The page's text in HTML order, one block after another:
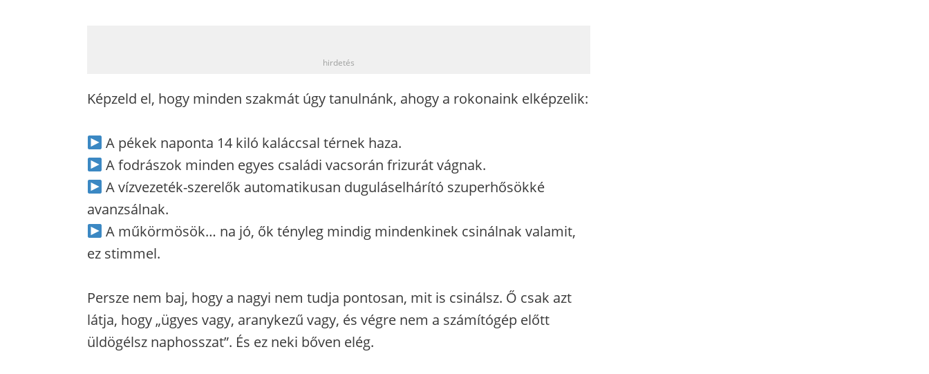
hirdetés
Képzeld el, hogy minden szakmát úgy tanulnánk, ahogy a rokonaink elképzelik:
A pékek naponta 14 kiló kaláccsal térnek haza.
A fodrászok minden egyes családi vacsorán frizurát vágnak.
A vízvezeték-szerelők automatikusan duguláselhárító szuperhősökké
avanzsálnak.
A műkörmösök… na jó, ők tényleg mindig mindenkinek csinálnak valamit,
ez stimmel.
Persze nem baj, hogy a nagyi nem tudja pontosan, mit is csinálsz. Ő csak azt
látja, hogy „ügyes vagy, aranykezű vagy, és végre nem a számítógép előtt
üldögélsz naphosszat”. És ez neki bőven elég.